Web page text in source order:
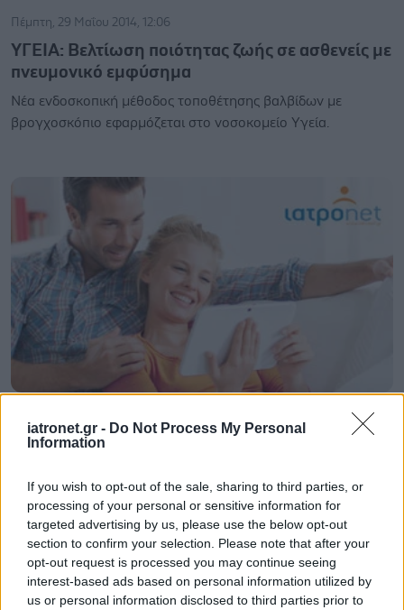
iatronet.gr - Do Not Process My Personal
Information
If you wish to opt-out of the sale, sharing to third parties, or
processing of your personal or sensitive information for
targeted advertising by us, please use the below opt-out
section to confirm your selection. Please note that after your
opt-out request is processed you may continue seeing
interest-based ads based on personal information utilized by
us or personal information disclosed to third parties prior to
Πέμπτη, 29 Μαΐου 2014, 12:06
ΥΓΕΙΑ: Βελτίωση ποιότητας ζωής σε ασθενείς με
πνευμονικό εμφύσημα
Νέα ενδοσκοπική μέθοδος τοποθέτησης βαλβίδων με
βρογχοσκόπιο εφαρμόζεται στο νοσοκομείο Υγεία.
Από εμφύσημα κινδυνεύουν παιδιά που
Τα παιδιά που συμβιώνουν με καπνιστές αντιμετωπίζουν
μεγαλύτερο κίνδυνο να εμφανίσουν πρώιμο εμφύσημα στην
ενήλικο ζωή αν δεν καπνίζουν.